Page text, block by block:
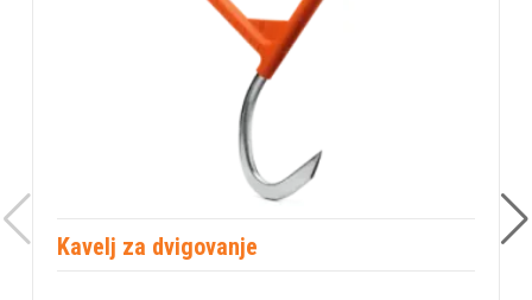
Kavelj za dvigovanje